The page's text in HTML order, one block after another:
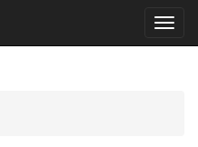
Menu